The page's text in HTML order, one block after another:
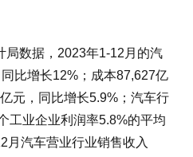
局数据，2023年1-12月的汽
比增长12%；成本87,627亿
元，同比增长5.9%；汽车行
工业企业利润率5.8%的平均
月汽车营业行业销售收入